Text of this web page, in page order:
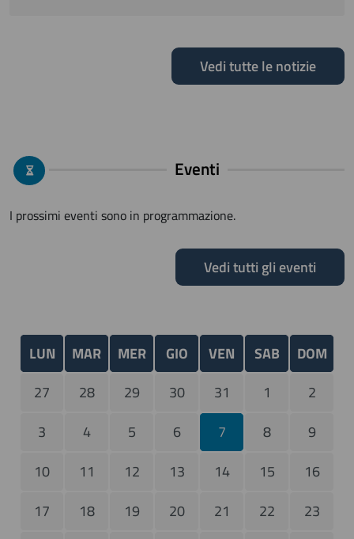
Vedi tutte le notizie
Eventi
I prossimi eventi sono in programmazione.
Vedi tutti gli eventi
LUN MAR MER GIO VEN SAB
DOM
27
28 29 30 31 1
2
3
4 5 6 7 8
9
10
11 12 13 14 15
16
17
18 19 20 21 22
23